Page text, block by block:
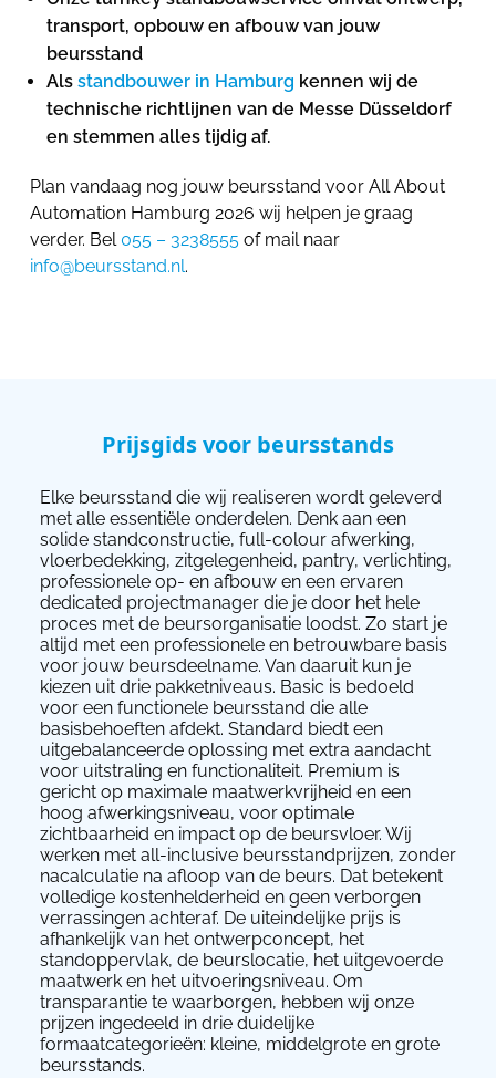
transport, opbouw en afbouw van jouw
beursstand
Als standbouwer in Hamburg kennen wij de
technische richtlijnen van de Messe Düsseldorf
en stemmen alles tijdig af.
Plan vandaag nog jouw beursstand voor All About
Automation Hamburg 2026 wij helpen je graag
verder. Bel 055 – 3238555 of mail naar
info@beursstand.nl.
Prijsgids voor beursstands
Elke beursstand die wij realiseren wordt geleverd
met alle essentiële onderdelen. Denk aan een
solide standconstructie, full-colour afwerking,
vloerbedekking, zitgelegenheid, pantry, verlichting,
professionele op- en afbouw en een ervaren
dedicated projectmanager die je door het hele
proces met de beursorganisatie loodst. Zo start je
altijd met een professionele en betrouwbare basis
voor jouw beursdeelname. Van daaruit kun je
kiezen uit drie pakketniveaus. Basic is bedoeld
voor een functionele beursstand die alle
basisbehoeften afdekt. Standard biedt een
uitgebalanceerde oplossing met extra aandacht
voor uitstraling en functionaliteit. Premium is
gericht op maximale maatwerkvrijheid en een
hoog afwerkingsniveau, voor optimale
zichtbaarheid en impact op de beursvloer. Wij
werken met all-inclusive beursstandprijzen, zonder
nacalculatie na afloop van de beurs. Dat betekent
volledige kostenhelderheid en geen verborgen
verrassingen achteraf. De uiteindelijke prijs is
afhankelijk van het ontwerpconcept, het
standoppervlak, de beurslocatie, het uitgevoerde
maatwerk en het uitvoeringsniveau. Om
transparantie te waarborgen, hebben wij onze
prijzen ingedeeld in drie duidelijke
formaatcategorieën: kleine, middelgrote en grote
beursstands.